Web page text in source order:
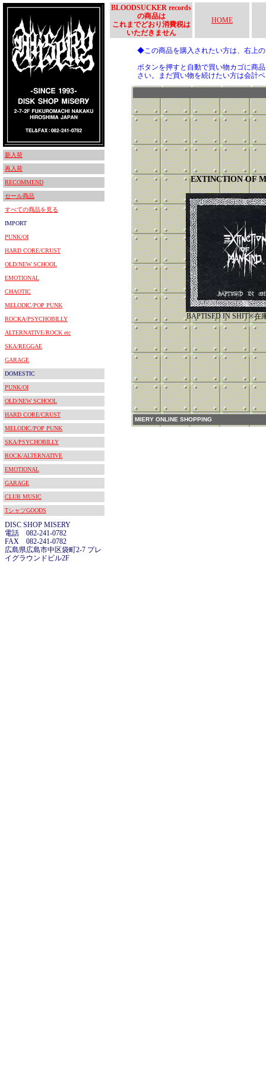
新入荷
再入荷
RECOMMEND
セール商品
すべての商品を見る
IMPORT
PUNK/OI
HARD CORE/CRUST
OLD/NEW SCHOOL
EMOTIONAL
CHAOTIC
MELODIC/POP PUNK
ROCKA/PSYCHOBILLY
ALTERNATIVE/ROCK etc
SKA/REGGAE
GARAGE
DOMESTIC
PUNK/OI
OLD/NEW SCHOOL
HARD CORE/CRUST
MELODIC/POP PUNK
SKA/PSYCHOBILLY
ROCK/ALTERNATIVE
EMOTIONAL
GARAGE
CLUB MUSIC
TシャツGOODS
DISC SHOP MISERY
電話 082-241-0782
FAX 082-241-0782
広島県広島市中区袋町2-7 プレ
イグラウンドビル2F
BLOODSUCKER records
の商品は
これまでどおり消費税は
いただきません
HOME
◆この商品を購入されたい方は、右上
ボタンを押すと自動で買い物カゴに商
さい。まだ買い物を続けたい方は会計
EXTINCTION OF
BAPTISED IN SHIT※在
MIERY ONLINE SHOPPING